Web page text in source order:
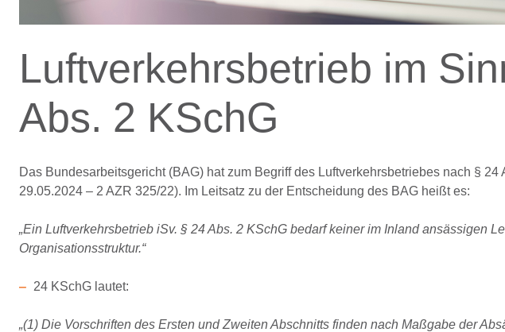
Luftverkehrsbetrieb im
Abs. 2 KSchG
Das Bundesarbeitsgericht (BAG) hat zum Begriff des Luftverkehrsbetriebes nach §
29.05.2024 – 2 AZR 325/22). Im Leitsatz zu der Entscheidung des BAG heißt es:
„Ein Luftverkehrsbetrieb iSv. § 24 Abs. 2 KSchG bedarf keiner im Inland ansässigen
Organisationsstruktur.“
24 KSchG lautet:
„(1) Die Vorschriften des Ersten und Zweiten Abschnitts finden nach Maßgabe der